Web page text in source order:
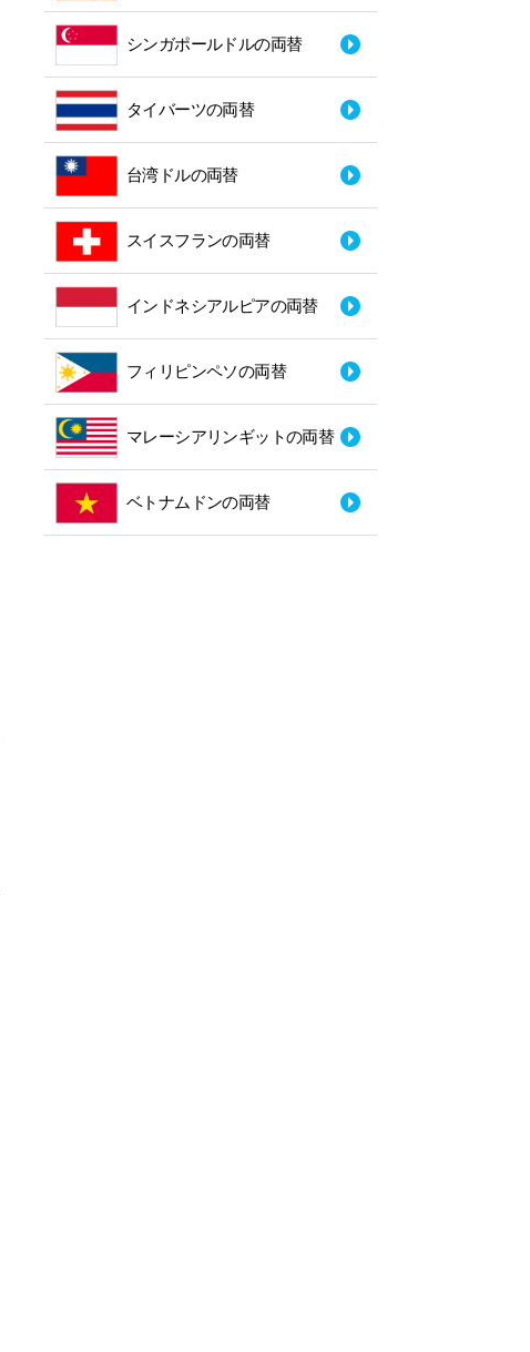
シンガポールドルの両替
タイバーツの両替
台湾ドルの両替
スイスフランの両替
インドネシアルピアの両替
フィリピンペソの両替
マレーシアリンギットの両替
ベトナムドンの両替